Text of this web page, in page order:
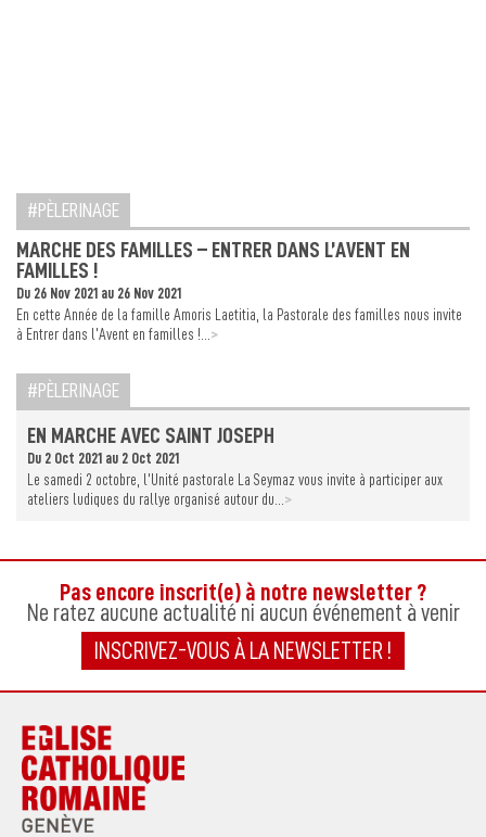
PÈLERINAGE
MARCHE DES FAMILLES – ENTRER DANS L’AVENT EN
FAMILLES !
Du 26 Nov 2021 au 26 Nov 2021
En cette Année de la famille Amoris Laetitia, la Pastorale des familles nous invite
à Entrer dans l’Avent en familles !... >
PÈLERINAGE
EN MARCHE AVEC SAINT JOSEPH
Du 2 Oct 2021 au 2 Oct 2021
Le samedi 2 octobre, l’Unité pastorale La Seymaz vous invite à participer aux
ateliers ludiques du rallye organisé autour du... >
Pas encore inscrit(e) à notre newsletter ?
Ne ratez aucune actualité ni aucun événement à venir
INSCRIVEZ-VOUS À LA NEWSLETTER !